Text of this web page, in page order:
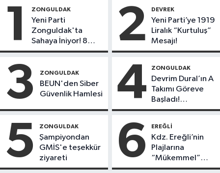
1 ZONGULDAK
Yeni Parti
Zonguldak'ta
Sahaya İniyor! 8
İlçede Kurucu
Başladı
2 DEVREK
Yeni Parti’ye 1919
Liralık “Kurtuluş”
Mesajı!
3 ZONGULDAK
BEUN'den Siber
Güvenlik Hamlesi
4 ZONGULDAK
Devrim Dural’ın A
Takımı Göreve
Başladı!
Yönetimde
5 ZONGULDAK
Şampiyondan
GMİS'e teşekkür
ziyareti
6 EREĞLI
Kdz. Ereğli’nin
Plajlarına
“Mükemmel”
Notu!